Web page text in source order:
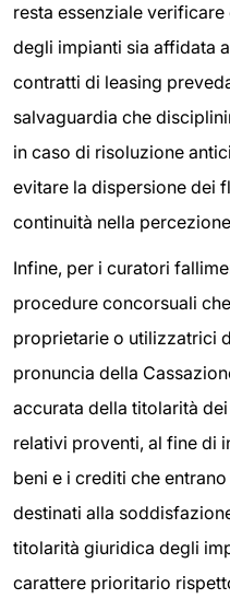
resta essenziale
degli impianti sia affidata
contratti di leasing
salvaguardia che
in caso di risoluzione
evitare la dispersione dei
continuità nella
Infine, per i curatori
procedure concorsuali
proprietarie o utilizzatrici
pronuncia della
accurata della titolarità
relativi proventi, al fine di
beni e i crediti che
destinati alla
titolarità giuridica degli
carattere prioritario